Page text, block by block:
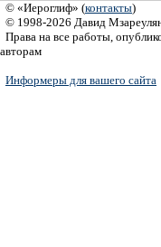
© «Иероглиф» (контакты)
© 1998-2026 Давид
Права на все работы,
авторам
Информеры для вашего сайта